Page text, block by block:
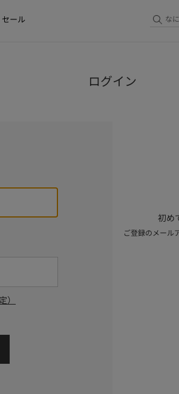
セール
ログイン
）
初め
ご登録のメール